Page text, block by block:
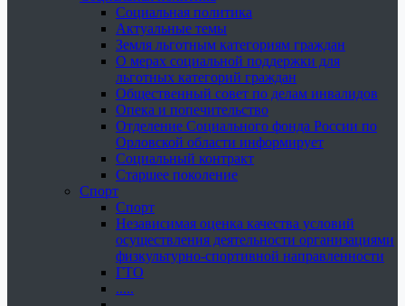
Социальная политика
Актуальные темы
Земля льготным категориям граждан
О мерах социальной поддержки для
льготных категорий граждан
Общественный совет по делам инвалидов
Опека и попечительство
Отделение Социального фонда России по
Орловской области информирует
Социальный контракт
Старшее поколение
Спорт
Спорт
Независимая оценка качества условий
осуществления деятельности организациями
физкультурно-спортивной направленности
ГТО
.....